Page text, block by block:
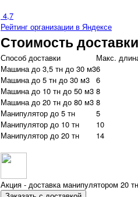
4,7
Рейтинг организации в Яндексе
Стоимость доставки
Способ доставки
Макс.
Машина до 3,5 тн до 30 м36
Машина до 5 тн до 30 м3 6
Машина до 10 тн до 50 м3 8
Машина до 20 тн до 80 м3 8
Манипулятор до 5 тн
5
Манипулятор до 10 тн
10
Манипулятор до 20 тн
14
Акция - доставка манипулятором 20